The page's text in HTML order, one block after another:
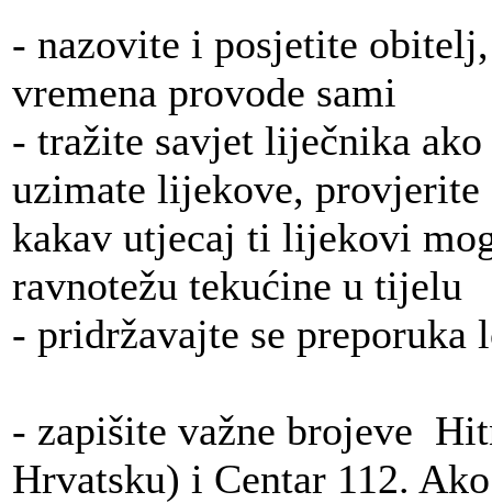
- nazovite i posjetite
vremena provode sami
- tražite savjet liječnika
uzimate lijekove,
kakav utjecaj ti lijekovi
ravnotežu tekućine u tijelu
- pridržavajte se preporuka
- zapišite važne brojeve
Hrvatsku) i Centar 112.